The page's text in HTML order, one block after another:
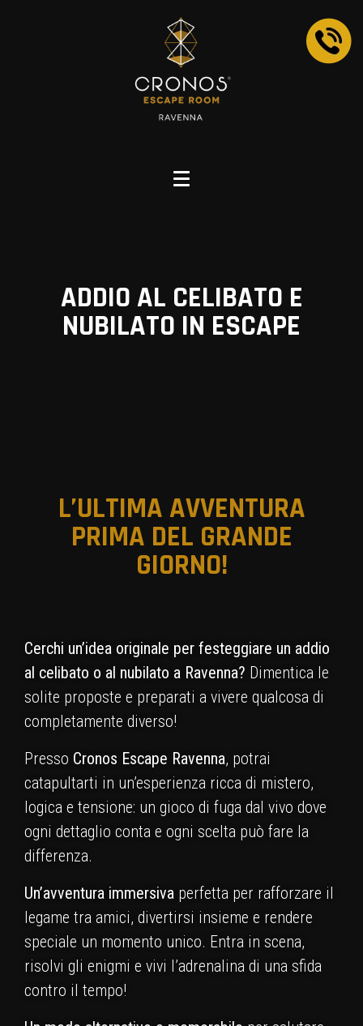
ADDIO AL CELIBATO E
NUBILATO IN ESCAPE
L’ULTIMA AVVENTURA
PRIMA DEL GRANDE
GIORNO!
Cerchi un’idea originale per festeggiare un addio
al celibato o al nubilato a Ravenna? Dimentica le
solite proposte e preparati a vivere qualcosa di
completamente diverso!
Presso Cronos Escape Ravenna, potrai
catapultarti in un’esperienza ricca di mistero,
logica e tensione: un gioco di fuga dal vivo dove
ogni dettaglio conta e ogni scelta può fare la
differenza.
Un’avventura immersiva perfetta per rafforzare il
legame tra amici, divertirsi insieme e rendere
speciale un momento unico. Entra in scena,
risolvi gli enigmi e vivi l’adrenalina di una sfida
contro il tempo!